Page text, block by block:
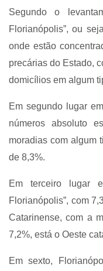
Segundo o
Florianópolis”, ou
onde estão
precárias do Estado,
domicílios em algum
Em segundo lugar
números absoluto
moradias com algum
de 8,3%.
Em terceiro lugar
Florianópolis”, com
Catarinense, com a
7,2%, está o Oeste
Em sexto,